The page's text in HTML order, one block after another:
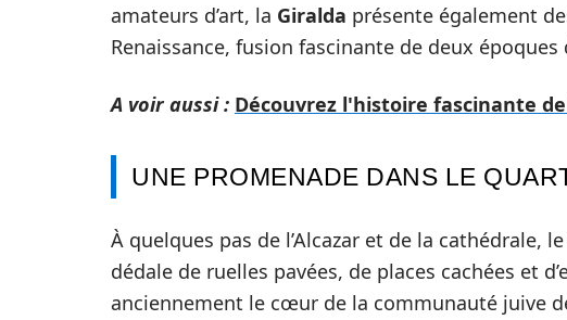
amateurs d’art, la Giralda présente également
Renaissance, fusion fascinante de deux
A voir aussi : Découvrez l'histoire fascinante
UNE PROMENADE DANS LE
À quelques pas de l’Alcazar et de la cathédrale,
dédale de ruelles pavées, de places cachées et
anciennement le cœur de la communauté juive